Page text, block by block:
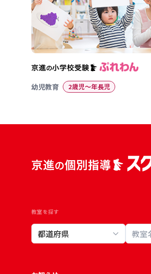
幼児教育 2歳児〜年長児
教室を探す
教室